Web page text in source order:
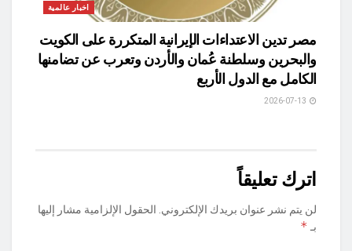
اخبار عالمية
مصر تدين الاعتداءات الإيرانية المتكررة على الكويت
والبحرين وسلطنة عُمان والأردن وتعرب عن تضامنها
الكامل مع الدول الأربع
اترك تعليقاً
لن يتم نشر عنوان بريدك الإلكتروني. الحقول الإلزامية مشار إليها
بـ *